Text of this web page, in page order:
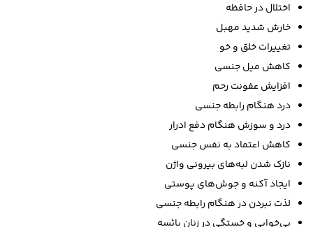
اختلال در حافظه
خارش شدید مهبل
تغییرات خلق و خو
کاهش میل جنسی
افزایش عفونت رحم
درد هنگام رابطه جنسی
درد و سوزش هنگام دفع ادرار
کاهش اعتماد به نفس جنسی
نازک شدن لبه‌های بیرونی واژن
ایجاد آکنه و جوش‌های پوستی
لذت نبردن در هنگام رابطه جنسی
بی‌خوابی و خستگی در زنان یائسه